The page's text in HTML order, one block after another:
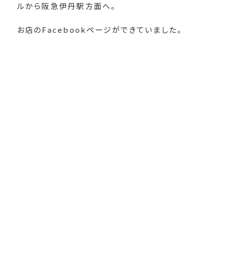
ルから阪急伊丹駅方面へ。
お店のFacebookページができていました。